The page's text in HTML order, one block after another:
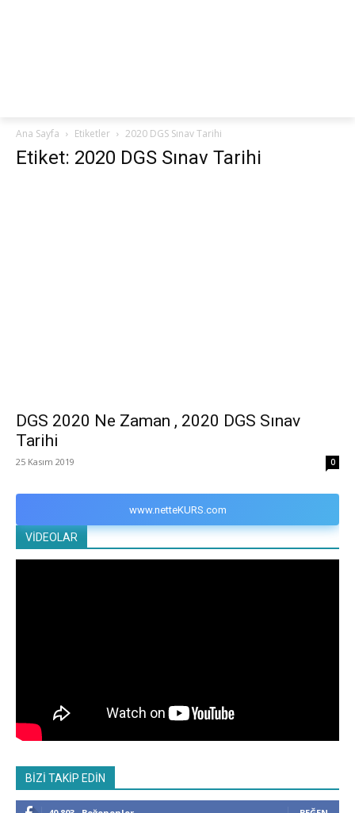
Ana Sayfa Etiketler 2020 DGS Sınav Tarihi
Etiket: 2020 DGS Sınav Tarihi
DGS 2020 Ne Zaman , 2020 DGS Sınav
Tarihi
25 Kasım 2019 0
www.netteKURS.com
VİDEOLAR
BİZİ TAKİP EDİN